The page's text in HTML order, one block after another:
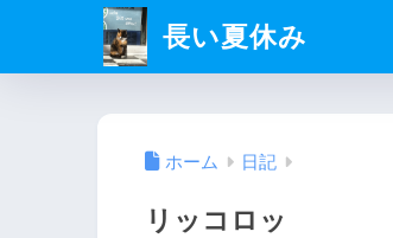
長い夏休み
ホーム 日記
リッコロッ